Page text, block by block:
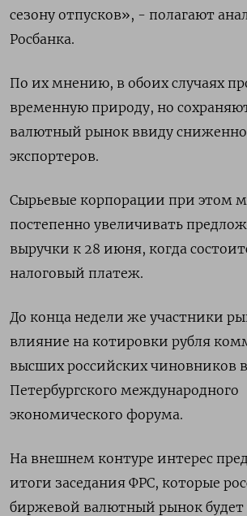
сезону отпусков», - полагают
Росбанка.
По их мнению, в обоих случаях
временную природу, но
валютный рынок ввиду
экспортеров.
Сырьевые корпорации при этом
постепенно увеличивать
выручки к 28 июня, когда
налоговый платеж.
До конца недели же участники
влияние на котировки рубля
высших российских чиновников
Петербургского международного
экономического форума.
На внешнем контуре интерес
итоги заседания ФРС, которые
биржевой валютный рынок будет